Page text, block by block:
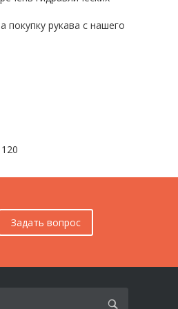
рукава с нашего
Задать вопрос